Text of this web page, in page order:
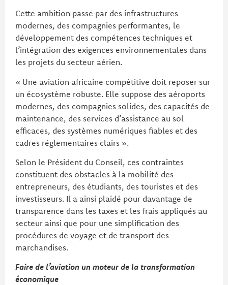
Cette ambition passe par des infrastructures
modernes, des compagnies performantes, le
développement des compétences techniques et
l’intégration des exigences environnementales dans
les projets du secteur aérien.
« Une aviation africaine compétitive doit reposer sur
un écosystème robuste. Elle suppose des aéroports
modernes, des compagnies solides, des capacités de
maintenance, des services d’assistance au sol
efficaces, des systèmes numériques fiables et des
cadres réglementaires clairs ».
Selon le Président du Conseil, ces contraintes
constituent des obstacles à la mobilité des
entrepreneurs, des étudiants, des touristes et des
investisseurs. Il a ainsi plaidé pour davantage de
transparence dans les taxes et les frais appliqués au
secteur ainsi que pour une simplification des
procédures de voyage et de transport des
marchandises.
Faire de l’aviation un moteur de la transformation
économique